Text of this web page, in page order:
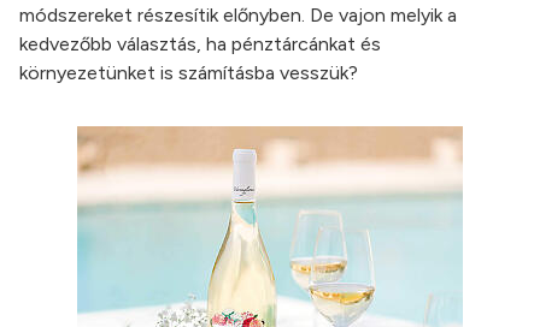
módszereket részesítik előnyben. De vajon melyik a
kedvezőbb választás, ha pénztárcánkat és
környezetünket is számításba vesszük?